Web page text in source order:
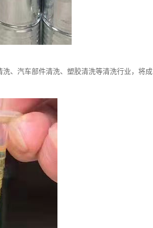
、汽车部件清洗、塑胶清洗等清洗行业，将成